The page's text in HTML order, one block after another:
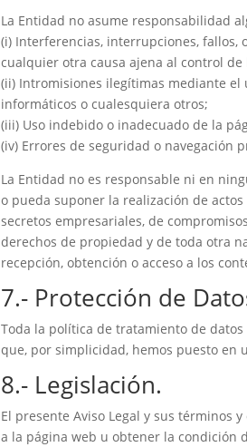
La Entidad no asume responsabilidad
(i) Interferencias, interrupciones, fallos,
cualquier otra causa ajena al control de
(ii) Intromisiones ilegítimas mediante
informáticos o cualesquiera otros;
(iii) Uso indebido o inadecuado de la
(iv) Errores de seguridad o navegación
La Entidad no es responsable ni en
o pueda suponer la realización de
secretos empresariales, de
derechos de propiedad y de toda otra
recepción, obtención o acceso a los
7.- Protección de
Toda la política de tratamiento de
que, por simplicidad, hemos puesto en
8.- Legislación.
El presente Aviso Legal y sus términos
a la página web u obtener la condición